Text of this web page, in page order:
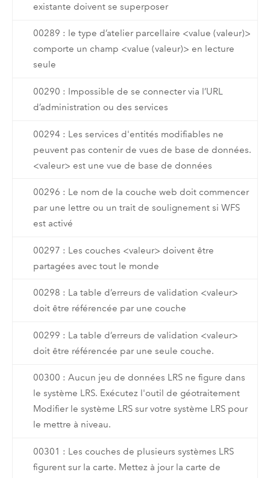
existante doivent se superposer
00289 : le type d’atelier parcellaire <value (valeur)>
comporte un champ <value (valeur)> en lecture
seule
00290 : Impossible de se connecter via l’URL
d’administration ou des services
00294 : Les services d'entités modifiables ne
peuvent pas contenir de vues de base de données.
<valeur> est une vue de base de données
00296 : Le nom de la couche web doit commencer
par une lettre ou un trait de soulignement si WFS
est activé
00297 : Les couches <valeur> doivent être
partagées avec tout le monde
00298 : La table d’erreurs de validation <valeur>
doit être référencée par une couche
00299 : La table d’erreurs de validation <valeur>
doit être référencée par une seule couche.
00300 : Aucun jeu de données LRS ne figure dans
le système LRS. Exécutez l'outil de géotraitement
Modifier le système LRS sur votre système LRS pour
le mettre à niveau.
00301 : Les couches de plusieurs systèmes LRS
figurent sur la carte. Mettez à jour la carte de